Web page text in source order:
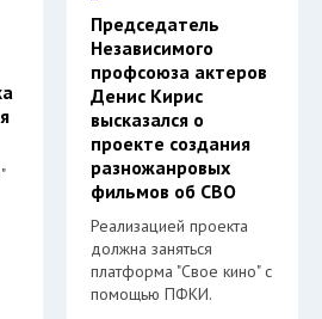
Председатель
Независимого
профсоюза актеров
Денис Кирис
высказался о
проекте создания
разножанровых
фильмов об СВО
Реализацией проекта
должна заняться
платформа "Свое кино" с
помощью ПФКИ.